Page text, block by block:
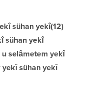
sühan yekî(12)
sühan yekî
selâmetem yekî
yekî sühan yekî